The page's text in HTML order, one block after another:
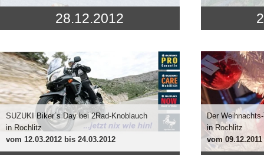
28.12.2012
SUZUKI Biker´s Day bei 2Rad-Knoblauch
in Rochlitz
vom 12.03.2012 bis 24.03.2012
Der
in Rochlitz
vom 09.12.2011